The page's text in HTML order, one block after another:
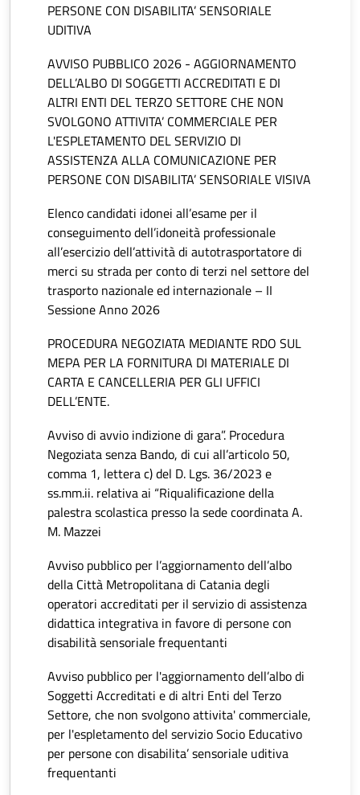
PERSONE CON DISABILITA’ SENSORIALE
UDITIVA
AVVISO PUBBLICO 2026 - AGGIORNAMENTO
DELL’ALBO DI SOGGETTI ACCREDITATI E DI
ALTRI ENTI DEL TERZO SETTORE CHE NON
SVOLGONO ATTIVITA’ COMMERCIALE PER
L'ESPLETAMENTO DEL SERVIZIO DI
ASSISTENZA ALLA COMUNICAZIONE PER
PERSONE CON DISABILITA’ SENSORIALE VISIVA
Elenco candidati idonei all’esame per il
conseguimento dell’idoneità professionale
all’esercizio dell’attività di autotrasportatore di
merci su strada per conto di terzi nel settore del
trasporto nazionale ed internazionale – II
Sessione Anno 2026
PROCEDURA NEGOZIATA MEDIANTE RDO SUL
MEPA PER LA FORNITURA DI MATERIALE DI
CARTA E CANCELLERIA PER GLI UFFICI
DELL’ENTE.
Avviso di avvio indizione di gara”. Procedura
Negoziata senza Bando, di cui all’articolo 50,
comma 1, lettera c) del D. Lgs. 36/2023 e
ss.mm.ii. relativa ai “Riqualificazione della
palestra scolastica presso la sede coordinata A.
M. Mazzei
Avviso pubblico per l’aggiornamento dell’albo
della Città Metropolitana di Catania degli
operatori accreditati per il servizio di assistenza
didattica integrativa in favore di persone con
disabilità sensoriale frequentanti
Avviso pubblico per l'aggiornamento dell’albo di
Soggetti Accreditati e di altri Enti del Terzo
Settore, che non svolgono attivita' commerciale,
per l'espletamento del servizio Socio Educativo
per persone con disabilita’ sensoriale uditiva
frequentanti